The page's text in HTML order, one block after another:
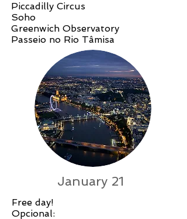
Piccadilly Circus
Soho
Greenwich Observatory
Passeio no Rio Tâmisa
January 21
Free day!
Opcional: